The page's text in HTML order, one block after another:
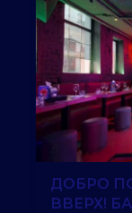
ДОБРО
ВВЕРХ!